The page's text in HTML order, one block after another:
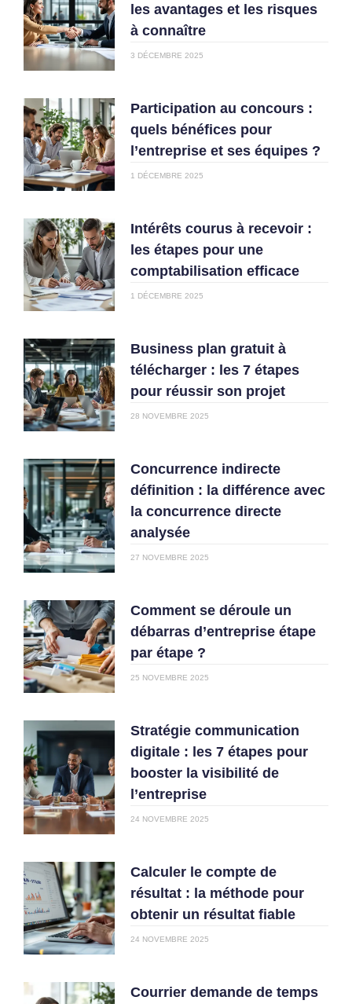
les avantages et les risques
à connaître
3 DÉCEMBRE 2025
Participation au concours :
quels bénéfices pour
l’entreprise et ses équipes ?
1 DÉCEMBRE 2025
Intérêts courus à recevoir :
les étapes pour une
comptabilisation efficace
1 DÉCEMBRE 2025
Business plan gratuit à
télécharger : les 7 étapes
pour réussir son projet
28 NOVEMBRE 2025
Concurrence indirecte
définition : la différence avec
la concurrence directe
analysée
27 NOVEMBRE 2025
Comment se déroule un
débarras d’entreprise étape
par étape ?
25 NOVEMBRE 2025
Stratégie communication
digitale : les 7 étapes pour
booster la visibilité de
l’entreprise
24 NOVEMBRE 2025
Calculer le compte de
résultat : la méthode pour
obtenir un résultat fiable
24 NOVEMBRE 2025
Courrier demande de temps